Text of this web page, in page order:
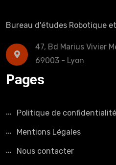
Bureau d'études Robotique
47, Bd Marius Vivier
69003 - Lyon
Pages
Politique de confidentialité
Mentions Légales
Nous contacter